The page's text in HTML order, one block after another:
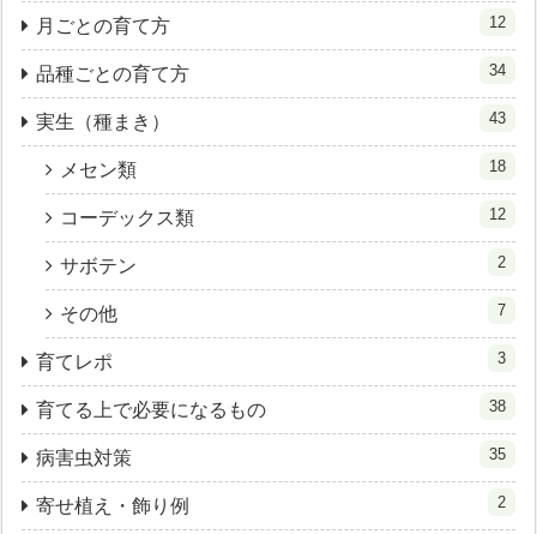
月ごとの育て方 12
品種ごとの育て方 34
実生（種まき） 43
メセン類 18
コーデックス類 12
サボテン 2
その他 7
育てレポ 3
育てる上で必要になるもの 38
病害虫対策 35
寄せ植え・飾り例 2